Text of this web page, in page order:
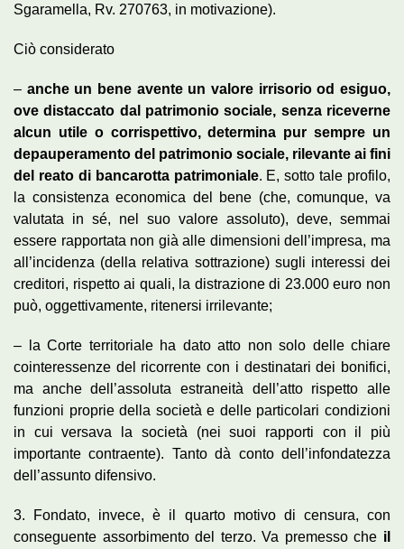
Sgaramella, Rv. 270763, in motivazione).
Ciò considerato
– anche un bene avente un valore irrisorio od esiguo,
ove distaccato dal patrimonio sociale, senza riceverne
alcun utile o corrispettivo, determina pur sempre un
depauperamento del patrimonio sociale, rilevante ai fini
del reato di bancarotta patrimoniale. E, sotto tale profilo,
la consistenza economica del bene (che, comunque, va
valutata in sé, nel suo valore assoluto), deve, semmai
essere rapportata non già alle dimensioni dell’impresa, ma
all’incidenza (della relativa sottrazione) sugli interessi dei
creditori, rispetto ai quali, la distrazione di 23.000 euro non
può, oggettivamente, ritenersi irrilevante;
– la Corte territoriale ha dato atto non solo delle chiare
cointeressenze del ricorrente con i destinatari dei bonifici,
ma anche dell’assoluta estraneità dell’atto rispetto alle
funzioni proprie della società e delle particolari condizioni
in cui versava la società (nei suoi rapporti con il più
importante contraente). Tanto dà conto dell’infondatezza
dell’assunto difensivo.
3. Fondato, invece, è il quarto motivo di censura, con
conseguente assorbimento del terzo. Va premesso che il